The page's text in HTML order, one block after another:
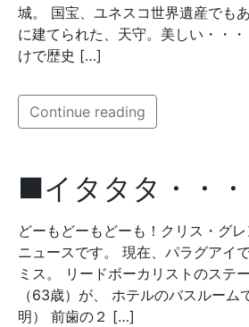
城。 国宝、ユネスコ世界遺産でも
に建てられた、天守。美しい・・
けで歴史 […]
Continue reading
■イタタタ・・・
どーもどーもどーも！クリス・グ
ニュースです。 現在、パラグアイ
ミス。 リードボーカリストのステ
（63歳）が、 ホテルのバスルーム
明） 前歯の２ […]